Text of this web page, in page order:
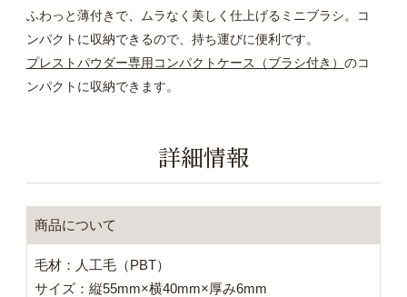
ふわっと薄付きで、ムラなく美しく仕上げるミニブラシ。コ
ンパクトに収納できるので、持ち運びに便利です。
プレストパウダー専用コンパクトケース（ブラシ付き） のコ
ンパクトに収納できます。
詳細情報
商品について
毛材：人工毛（PBT）
サイズ：縦55mm×横40mm×厚み6mm